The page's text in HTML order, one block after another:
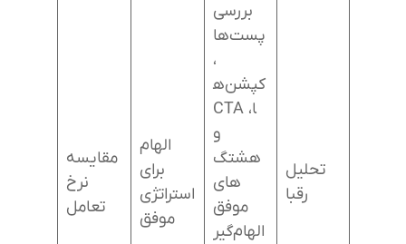
تحلیل
رقبا
بررسی
پست‌ها
،
کپشن‌ه
ا، CTA
و
هشتگ‌
های
موفق
الهام‌گیر
الهام
برای
استراتژی
موفق
مقایسه
نرخ
تعامل